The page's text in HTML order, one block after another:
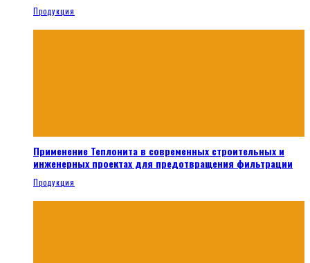
Продукция
Применение Теплонита в современных строительных и
инженерных проектах для предотвращения фильтрации
Продукция